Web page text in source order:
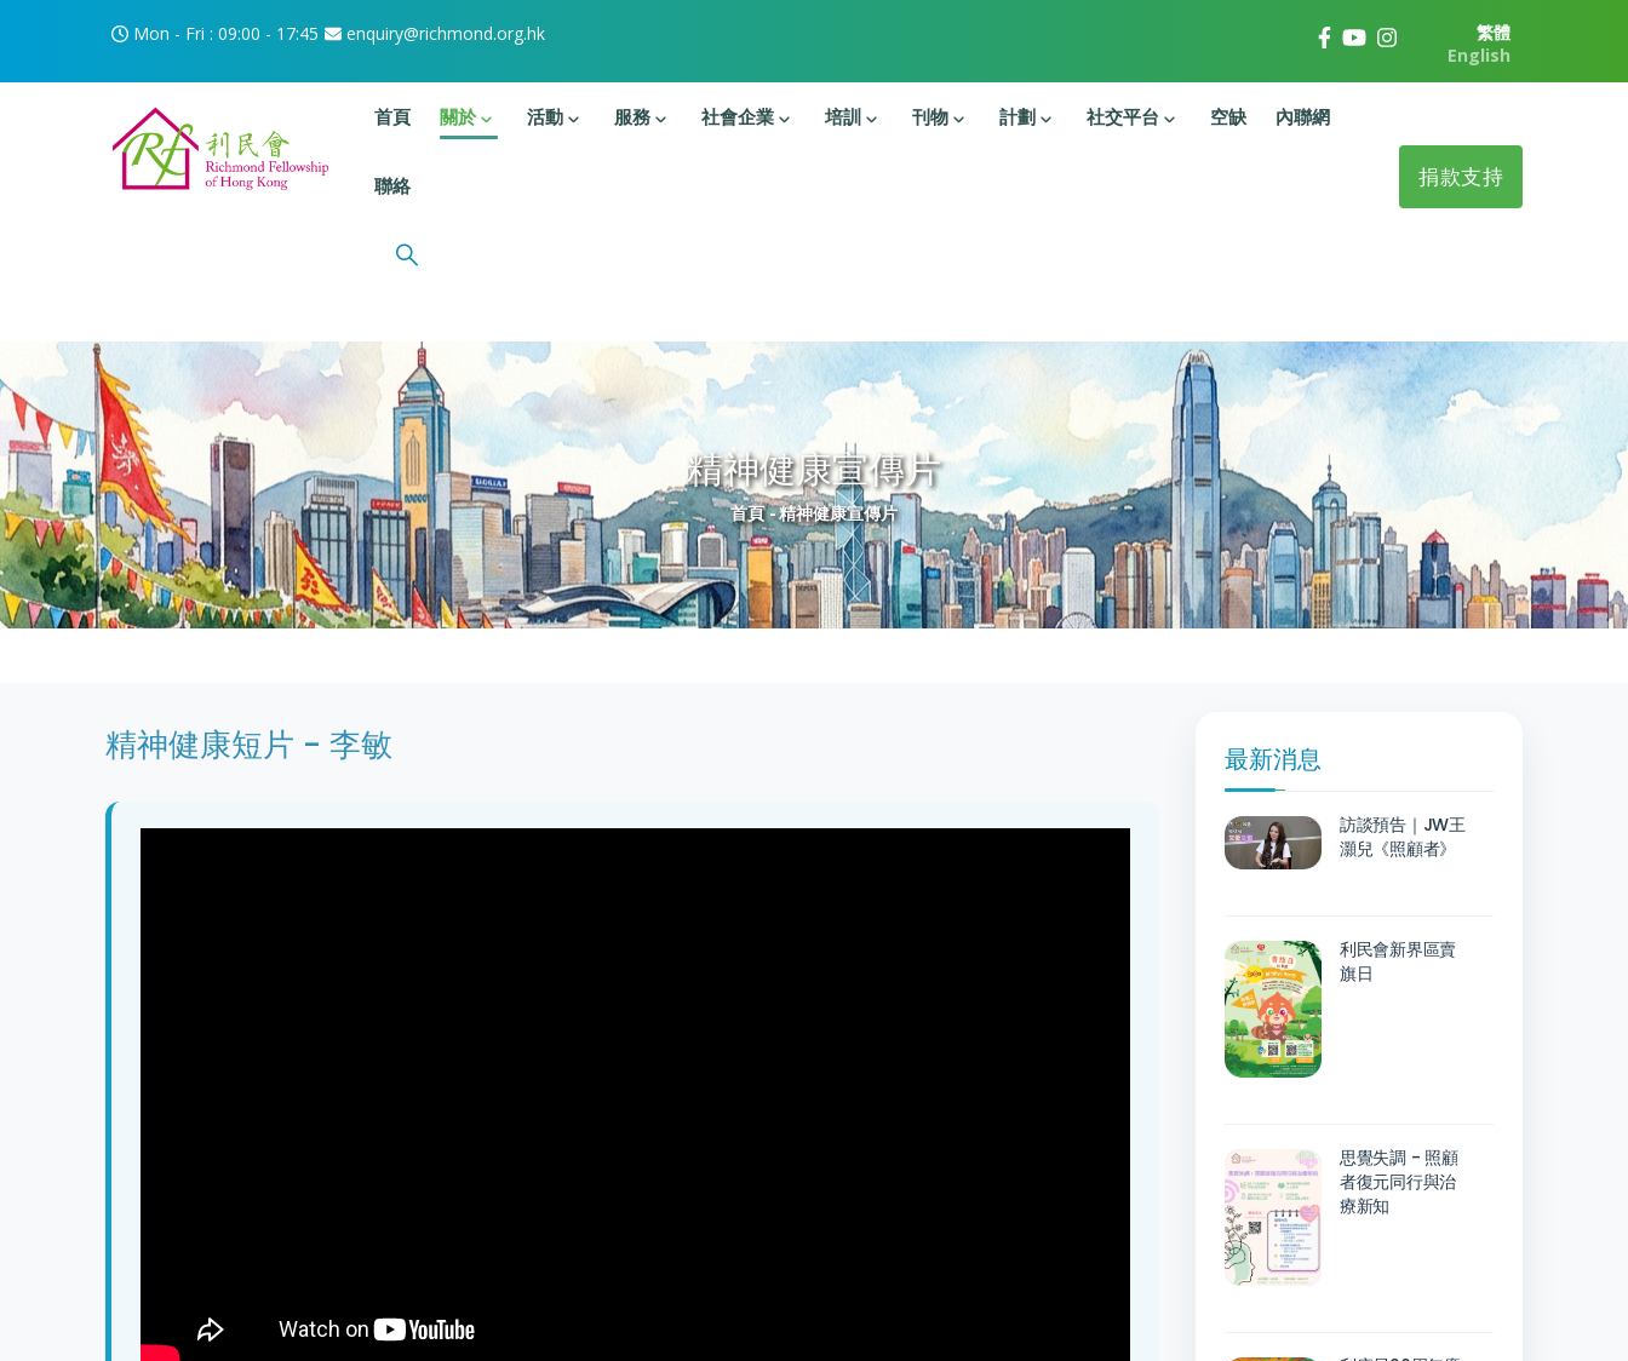
Mon - Fri : 09:00 - 17:45 enquiry@richmond.org.hk
繁體
English
主選單
首頁 關於 活動 服務 社會企業 培訓 刊物 計劃 社交平台 空缺 內聯網
聯絡 捐款支持
精神健康宣傳片
導航連結
首頁 -精神健康宣傳片
精神健康短片 - 李敏 最新消息
訪談預告｜JW王
灝兒《照顧者》
利民會新界區賣
旗日
思覺失調 - 照顧
者復元同行與治
療新知